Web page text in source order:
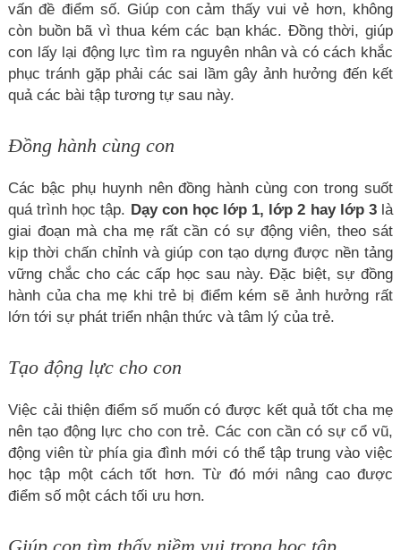
vấn đề điểm số. Giúp con cảm thấy vui vẻ hơn, không
còn buồn bã vì thua kém các bạn khác. Đồng thời, giúp
con lấy lại động lực tìm ra nguyên nhân và có cách khắc
phục tránh gặp phải các sai lầm gây ảnh hưởng đến kết
quả các bài tập tương tự sau này.
Đồng hành cùng con
Các bậc phụ huynh nên đồng hành cùng con trong suốt
quá trình học tập. Dạy con học lớp 1, lớp 2 hay lớp 3là
giai đoạn mà cha mẹ rất cần có sự động viên, theo sát
kịp thời chấn chỉnh và giúp con tạo dựng được nền tảng
vững chắc cho các cấp học sau này. Đặc biệt, sự đồng
hành của cha mẹ khi trẻ bị điểm kém sẽ ảnh hưởng rất
lớn tới sự phát triển nhận thức và tâm lý của trẻ.
Tạo động lực cho con
Việc cải thiện điểm số muốn có được kết quả tốt cha mẹ
nên tạo động lực cho con trẻ. Các con cần có sự cổ vũ,
động viên từ phía gia đình mới có thể tập trung vào việc
học tập một cách tốt hơn. Từ đó mới nâng cao được
điểm số một cách tối ưu hơn.